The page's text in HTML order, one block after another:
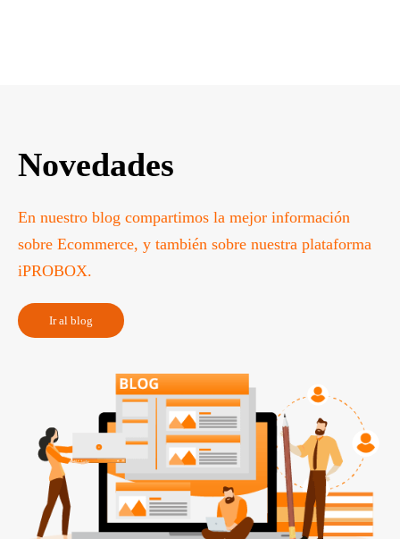
Novedades
En nuestro blog compartimos la mejor información
sobre Ecommerce, y también sobre nuestra plataforma
iPROBOX.
Ir al blog